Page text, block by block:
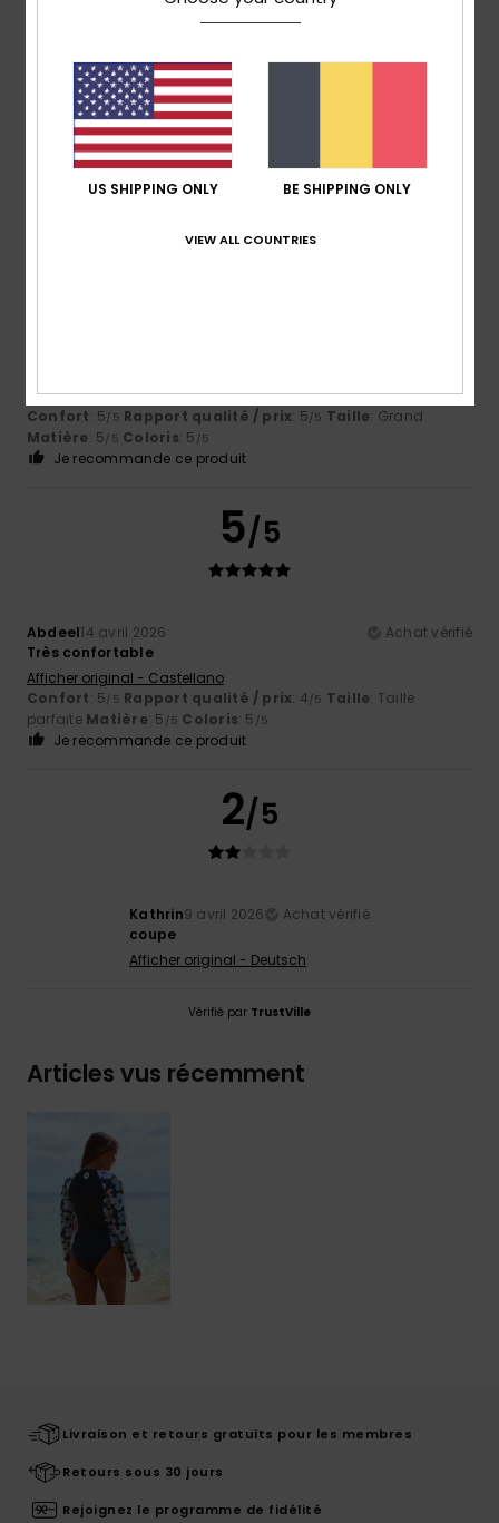
Matière
Coloris
5/5
Afficher original - Castellano
Confort: 5/5 Rapport qualité / prix: 5/5 Taille: Grand
Matière: 5/5 Coloris: 5 /5
Je recommande ce produit
5/5
Abdeel14 avril 2026
Achat vérifié
Très confortable
Afficher original - Castellano
Confort: 5/5 Rapport qualité / prix: 4/5 Taille: Taille
parfaite Matière: 5 /5 Coloris: 5 /5
Je recommande ce produit
2/5
Kathrin9 avril 2026
Achat vérifié
coupe
Afficher original - Deutsch
Vérifié par TrustVille
Articles vus récemment
Livraison et retours gratuits pour les membres
Retours sous 30 jours
Rejoignez le programme de fidélité
US SHIPPING ONLY BE SHIPPING ONLY
VIEW ALL COUNTRIES